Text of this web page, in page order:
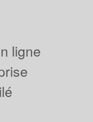
ligne